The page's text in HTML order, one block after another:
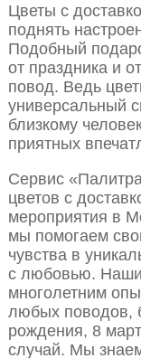
Цветы с
поднять
Подобный
от праздника и
повод. Ведь
универсальный
близкому
приятных
Сервис
цветов с
мероприятия в
мы помогаем
чувства в
с любовью.
многолетним
любых поводов,
рождения, 8
случай. Мы